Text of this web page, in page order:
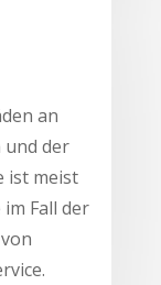
an
und der
ist meist
Fall der